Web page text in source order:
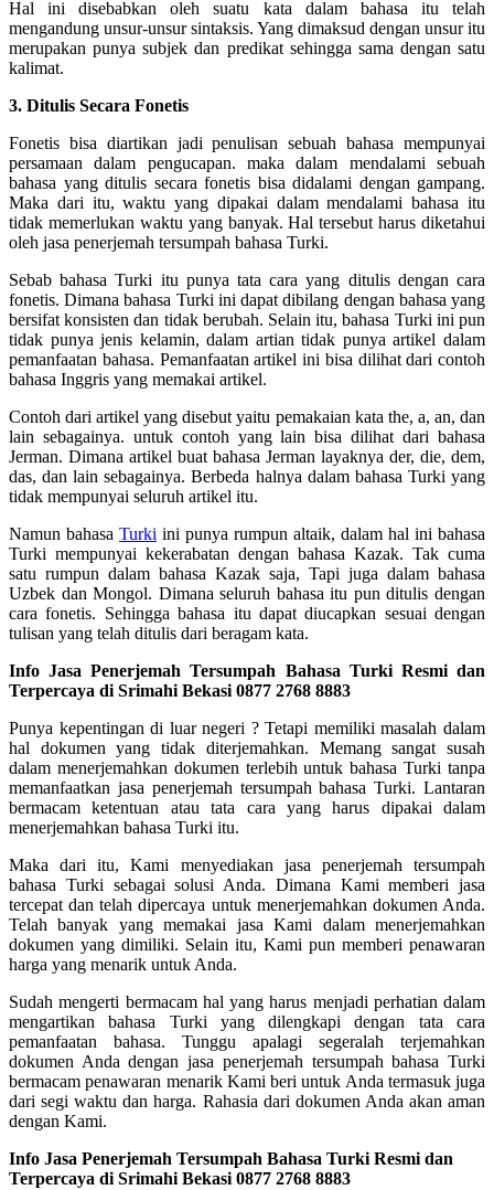
Hal ini disebabkan oleh suatu kata dalam bahasa itu telah
mengandung unsur-unsur sintaksis. Yang dimaksud dengan unsur itu
merupakan punya subjek dan predikat sehingga sama dengan satu
kalimat.
3. Ditulis Secara Fonetis
Fonetis bisa diartikan jadi penulisan sebuah bahasa mempunyai
persamaan dalam pengucapan. maka dalam mendalami sebuah
bahasa yang ditulis secara fonetis bisa didalami dengan gampang.
Maka dari itu, waktu yang dipakai dalam mendalami bahasa itu
tidak memerlukan waktu yang banyak. Hal tersebut harus diketahui
oleh jasa penerjemah tersumpah bahasa Turki.
Sebab bahasa Turki itu punya tata cara yang ditulis dengan cara
fonetis. Dimana bahasa Turki ini dapat dibilang dengan bahasa yang
bersifat konsisten dan tidak berubah. Selain itu, bahasa Turki ini pun
tidak punya jenis kelamin, dalam artian tidak punya artikel dalam
pemanfaatan bahasa. Pemanfaatan artikel ini bisa dilihat dari contoh
bahasa Inggris yang memakai artikel.
Contoh dari artikel yang disebut yaitu pemakaian kata the, a, an, dan
lain sebagainya. untuk contoh yang lain bisa dilihat dari bahasa
Jerman. Dimana artikel buat bahasa Jerman layaknya der, die, dem,
das, dan lain sebagainya. Berbeda halnya dalam bahasa Turki yang
tidak mempunyai seluruh artikel itu.
Namun bahasa Turki ini punya rumpun altaik, dalam hal ini bahasa
Turki mempunyai kekerabatan dengan bahasa Kazak. Tak cuma
satu rumpun dalam bahasa Kazak saja, Tapi juga dalam bahasa
Uzbek dan Mongol. Dimana seluruh bahasa itu pun ditulis dengan
cara fonetis. Sehingga bahasa itu dapat diucapkan sesuai dengan
tulisan yang telah ditulis dari beragam kata.
Info Jasa Penerjemah Tersumpah Bahasa Turki Resmi dan
Terpercaya di Srimahi Bekasi 0877 2768 8883
Punya kepentingan di luar negeri ? Tetapi memiliki masalah dalam
hal dokumen yang tidak diterjemahkan. Memang sangat susah
dalam menerjemahkan dokumen terlebih untuk bahasa Turki tanpa
memanfaatkan jasa penerjemah tersumpah bahasa Turki. Lantaran
bermacam ketentuan atau tata cara yang harus dipakai dalam
menerjemahkan bahasa Turki itu.
Maka dari itu, Kami menyediakan jasa penerjemah tersumpah
bahasa Turki sebagai solusi Anda. Dimana Kami memberi jasa
tercepat dan telah dipercaya untuk menerjemahkan dokumen Anda.
Telah banyak yang memakai jasa Kami dalam menerjemahkan
dokumen yang dimiliki. Selain itu, Kami pun memberi penawaran
harga yang menarik untuk Anda.
Sudah mengerti bermacam hal yang harus menjadi perhatian dalam
mengartikan bahasa Turki yang dilengkapi dengan tata cara
pemanfaatan bahasa. Tunggu apalagi segeralah terjemahkan
dokumen Anda dengan jasa penerjemah tersumpah bahasa Turki
bermacam penawaran menarik Kami beri untuk Anda termasuk juga
dari segi waktu dan harga. Rahasia dari dokumen Anda akan aman
dengan Kami.
Info Jasa Penerjemah Tersumpah Bahasa Turki Resmi dan
Terpercaya di Srimahi Bekasi 0877 2768 8883